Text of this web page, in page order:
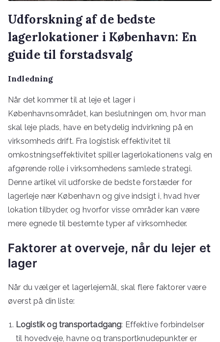
Udforskning af de bedste
lagerlokationer i København: En
guide til forstadsvalg
Indledning
Når det kommer til at leje et lager i
Københavnsområdet, kan beslutningen om, hvor man
skal leje plads, have en betydelig indvirkning på en
virksomheds drift. Fra logistisk effektivitet til
omkostningseffektivitet spiller lagerlokationens valg en
afgørende rolle i virksomhedens samlede strategi.
Denne artikel vil udforske de bedste forstæder for
lagerleje nær København og give indsigt i, hvad hver
lokation tilbyder, og hvorfor visse områder kan være
mere egnede til bestemte typer af virksomheder.
Faktorer at overveje, når du lejer et
lager
Når du vælger et lagerlejemål, skal flere faktorer være
øverst på din liste:
Logistik og transportadgang: Effektive forbindelser
til hovedveje, havne og transportknudepunkter er